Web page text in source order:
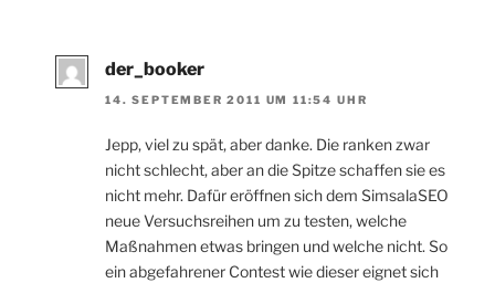
der_booker
14. SEPTEMBER 2011 UM 11:54 UHR
Jepp, viel zu spät, aber danke. Die ranken zwar
nicht schlecht, aber an die Spitze schaffen sie es
nicht mehr. Dafür eröffnen sich dem SimsalaSEO
neue Versuchsreihen um zu testen, welche
Maßnahmen etwas bringen und welche nicht. So
ein abgefahrener Contest wie dieser eignet sich